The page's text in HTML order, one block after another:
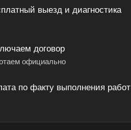
выезд и диагностика
договор
официально
по факту выполнения работ